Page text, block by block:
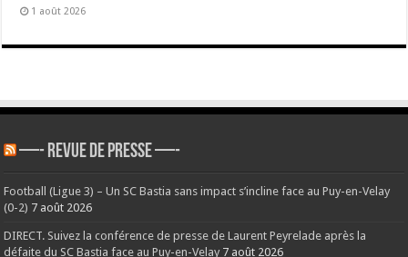
1 août 2026
—- REVUE DE PRESSE —-
Football (Ligue 3) – Un SC Bastia sans impact s’incline face au Puy-en-Velay
(0-2) 7 août 2026
DIRECT. Suivez la conférence de presse de Laurent Peyrelade après la
défaite du SC Bastia face au Puy-en-Velay 7 août 2026